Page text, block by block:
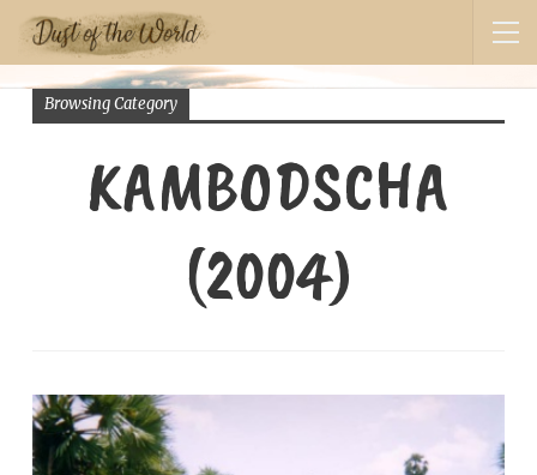
Browsing Category
KAMBODSCHA
(2004)